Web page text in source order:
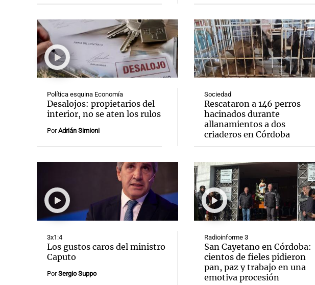
Política esquina Economía
Desalojos: propietarios del
interior, no se aten los rulos
PorAdrián Simioni
3x1:4
Los gustos caros del ministro
Caputo
PorSergio Suppo
Sociedad
Rescataron a 146 perros
hacinados durante
allanamientos a dos
criaderos en Córdoba
Radioinforme 3
San Cayetano en Córdoba:
cientos de fieles pidieron
pan, paz y trabajo en una
emotiva procesión
Notas